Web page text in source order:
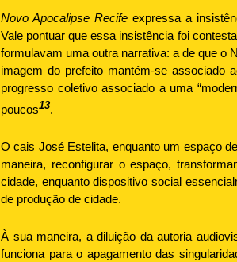
Novo Apocalipse Recifeexpressa a
Vale pontuar que essa insistência foi
formulavam uma outra narrativa: a de que o
imagem do prefeito mantém-se associado
progresso coletivo associado a uma
poucos13.
O cais José Estelita, enquanto um espaço
maneira, reconfigurar o espaço,
cidade, enquanto dispositivo social
de produção de cidade.
À sua maneira, a diluição da autoria
funciona para o apagamento das